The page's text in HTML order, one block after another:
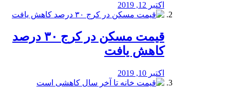
اکتبر 12, 2019
️قیمت مسکن در کرج ۳۰ درصد
کاهش یافت
اکتبر 10, 2019